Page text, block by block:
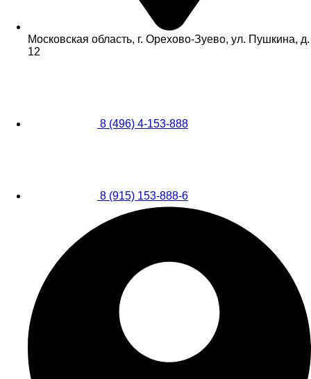
Московская область, г. Орехово-Зуево, ул. Пушкина, д.
12
8 (496) 4-153-888
8 (915) 153-888-6